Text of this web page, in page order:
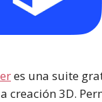
es una suite
creación 3D.